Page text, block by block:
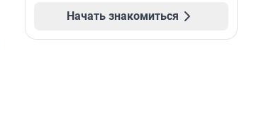
Начать знакомиться